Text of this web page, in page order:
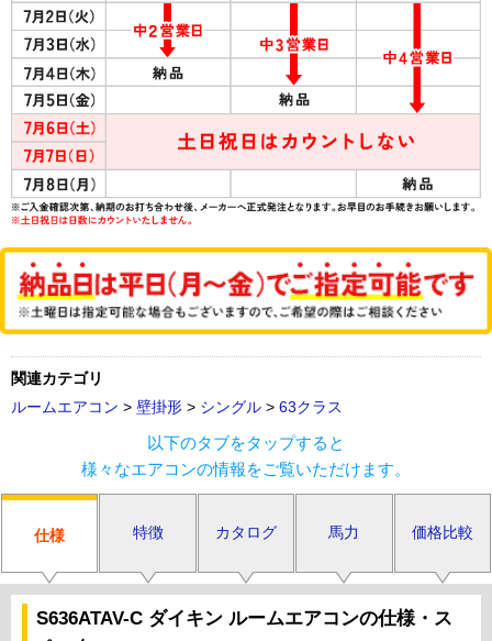
関連カテゴリ
ルームエアコン > 壁掛形 > シングル > 63クラス
以下のタブをタップすると
様々なエアコンの情報をご覧いただけます。
仕様 特徴 カタログ 馬力 価格比較
S636ATAV-C ダイキン ルームエアコンの仕様・ス